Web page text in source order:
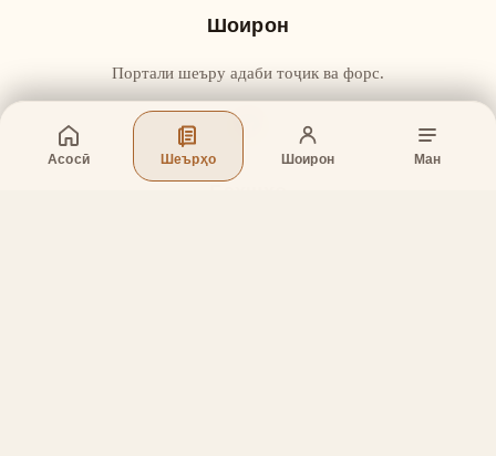
Асосӣ Шеърҳо Шоирон Ман
Шоирон
Портали шеъру адаби тоҷик ва форс.